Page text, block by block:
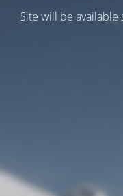
Site will be available